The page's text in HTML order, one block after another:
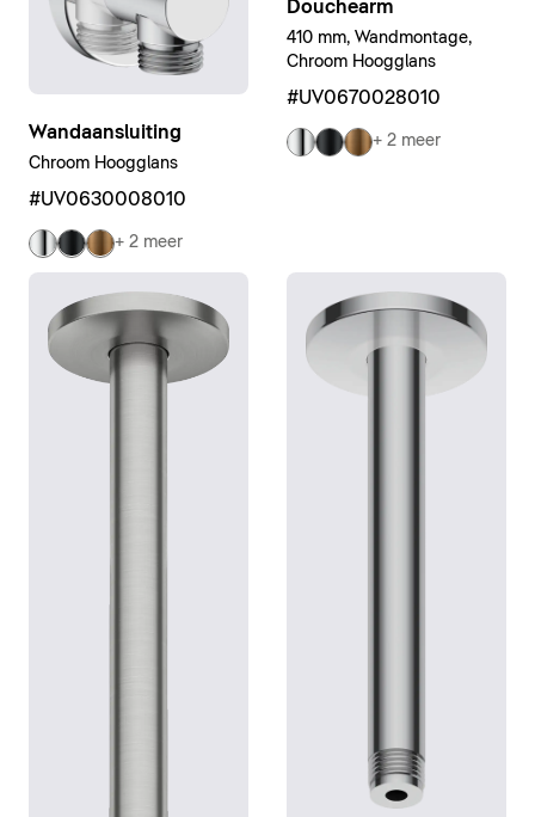
Wandaansluiting
Chroom Hoogglans
#UV0630008010
+ 2 meer
Douchearm
410 mm, Wandmontage,
Chroom Hoogglans
#UV0670028010
+ 2 meer